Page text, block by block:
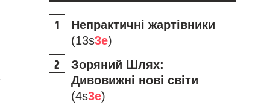
Непрактичні жартівники
(13s3e)
Зоряний Шлях:
Дивовижні нові світи
(4s3e)